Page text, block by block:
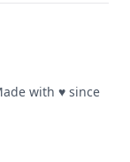
with ♥ since